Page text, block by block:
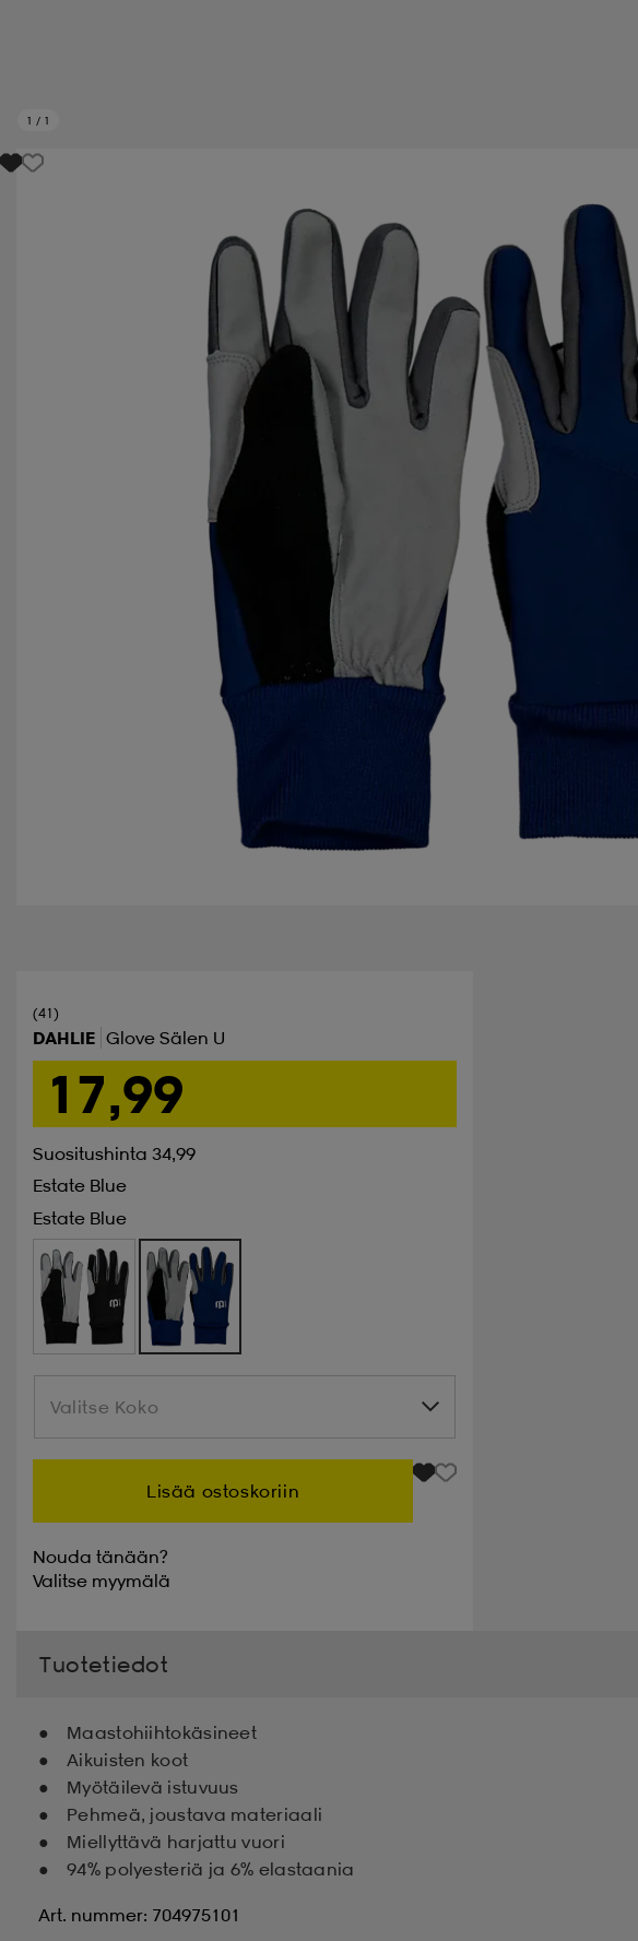
1 / 1
(41)
DAHLIE Glove Sälen U
17,99
Suositushinta 34,99
Estate Blue
Estate Blue
Valitse Koko
Valitse Koko
Lisää ostoskoriin
Nouda tänään?
Valitse myymälä
Tuotetiedot
Maastohiihtokäsineet
Aikuisten koot
Myötäilevä istuvuus
Pehmeä, joustava materiaali
Miellyttävä harjattu vuori
94% polyesteriä ja 6% elastaania
Art. nummer: 704975101